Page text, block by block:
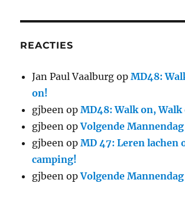
REACTIES
Jan Paul Vaalburg opMD48:
on!
gjbeen opMD48: Walk on, Walk
gjbeen opVolgende Mannendag
gjbeen opMD 47: Leren lachen
camping!
gjbeen opVolgende Mannendag